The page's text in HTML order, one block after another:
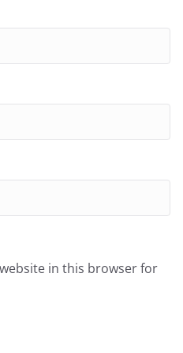
in this browser for